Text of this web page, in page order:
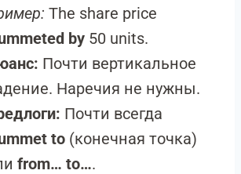
The share price
by 50 units.
Почти вертикальное
Наречия не нужны.
Почти всегда
to (конечная точка)
from… to….